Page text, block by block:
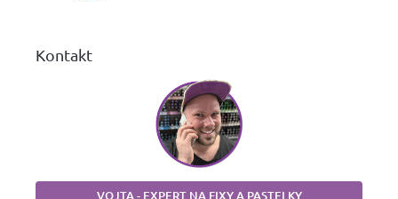
Kontakt
VOJTA - EXPERT NA FIXY A PASTELKY